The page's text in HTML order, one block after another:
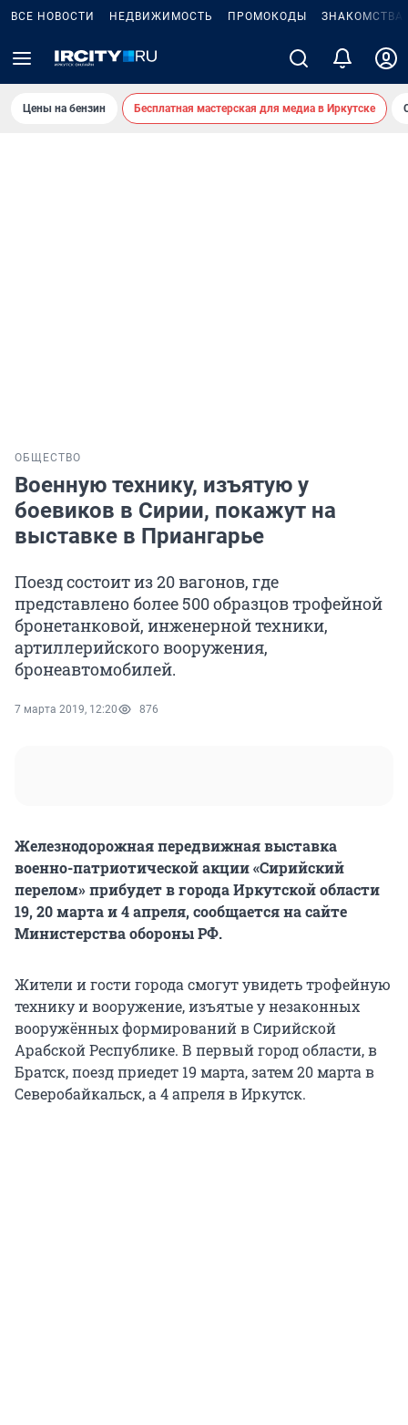
ВСЕ НОВОСТИ НЕДВИЖИМОСТЬ ПРОМОКОДЫ ЗНАКОМСТВА
Цены на бензин Бесплатная мастерская для медиа в Иркутске
ОБЩЕСТВО
Военную технику, изъятую у
боевиков в Сирии, покажут на
выставке в Приангарье
Поезд состоит из 20 вагонов, где
представлено более 500 образцов трофейной
бронетанковой, инженерной техники,
артиллерийского вооружения,
бронеавтомобилей.
7 марта 2019, 12:20 876
Железнодорожная передвижная выставка
военно-патриотической акции «Сирийский
перелом» прибудет в города Иркутской области
19, 20 марта и 4 апреля, сообщается на сайте
Министерства обороны РФ.
Жители и гости города смогут увидеть трофейную
технику и вооружение, изъятые у незаконных
вооружённых формирований в Сирийской
Арабской Республике. В первый город области, в
Братск, поезд приедет 19 марта, затем 20 марта в
Северобайкальск, а 4 апреля в Иркутск.